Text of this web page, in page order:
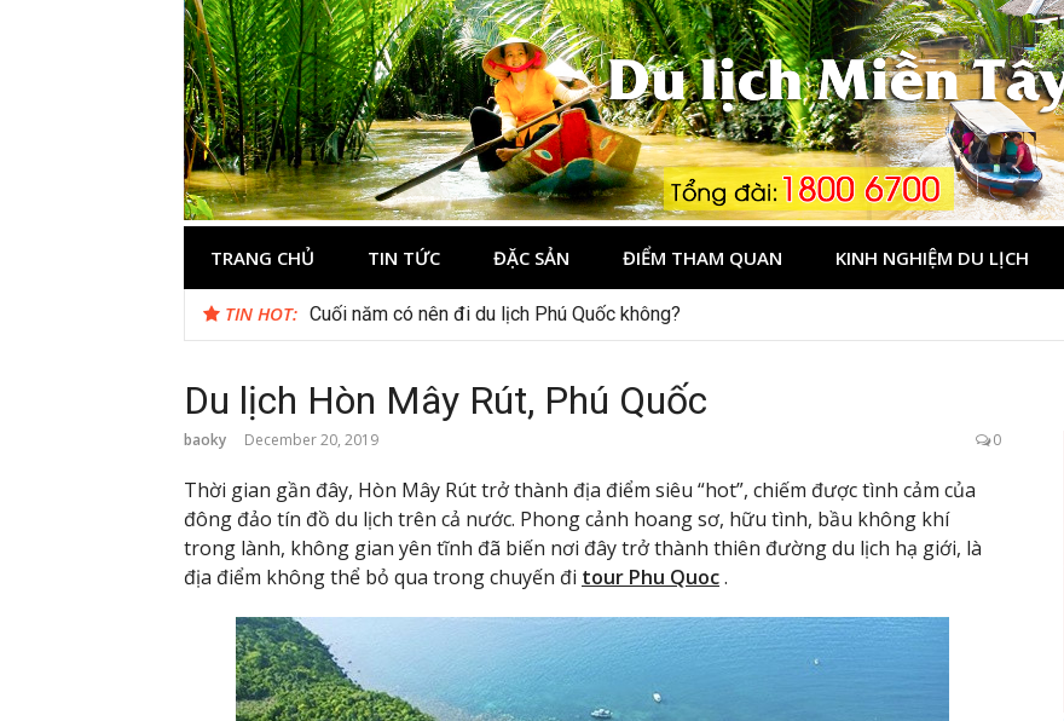
Du lịch Miền Tây
TRANG CHỦ TIN TỨC ĐẶC SẢN ĐIỂM THAM QUAN KINH NGHIỆM DU LỊCH
TIN HOT: Cuối năm có nên đi du lịch Phú Quốc không?
Du lịch Hòn Mây Rút, Phú Quốc
baoky December 20, 2019 0
Thời gian gần đây, Hòn Mây Rút trở thành địa điểm siêu “hot”, chiếm được tình cảm của
đông đảo tín đồ du lịch trên cả nước. Phong cảnh hoang sơ, hữu tình, bầu không khí
trong lành, không gian yên tĩnh đã biến nơi đây trở thành thiên đường du lịch hạ giới, là
địa điểm không thể bỏ qua trong chuyến đi tour Phu Quoc.